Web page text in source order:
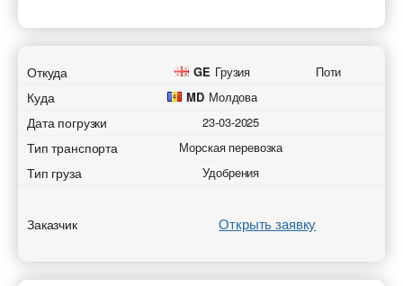
Откуда GE Грузия Поти
Куда MD Молдова
Дата погрузки 23-03-2025
Тип транспорта Морская перевозка
Тип груза Удобрения
Заказчик Открыть заявку